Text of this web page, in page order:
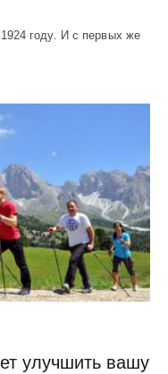
году. И с первых же
улучшить вашу